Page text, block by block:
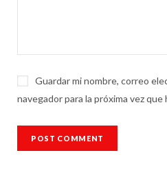
Guardar mi nombre, correo
navegador para la próxima vez